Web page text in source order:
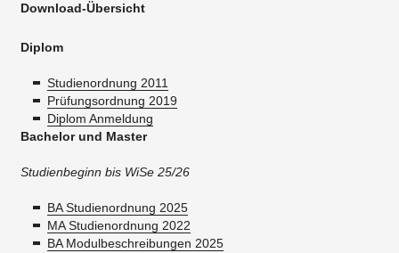
Download-Übersicht
Diplom
Studienordnung 2011
Prüfungsordnung 2019
Diplom Anmeldung
Bachelor und Master
Studienbeginn bis WiSe 25/26
BA Studienordnung 2025
MA Studienordnung 2022
BA Modulbeschreibungen 2025